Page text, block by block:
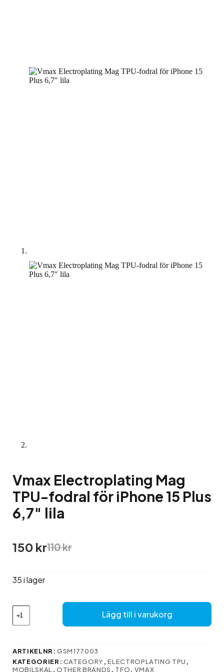
Vmax Electroplating Mag
TPU-fodral för iPhone 15 Plus
6,7″ lila
110kr
Det
ursprungliga
var:
150 krDet
nuvarande
är:
35 i lager
Vmax
Electroplating
Mag
fodral
iPhone
Lägg till i varukorg
ARTIKELNR:GSM177003
KATEGORIER: CATEGORY ,ELECTROPLATING TPU ,
MOBILSKAL ,OTHER BRANDS , TFO, VMAX